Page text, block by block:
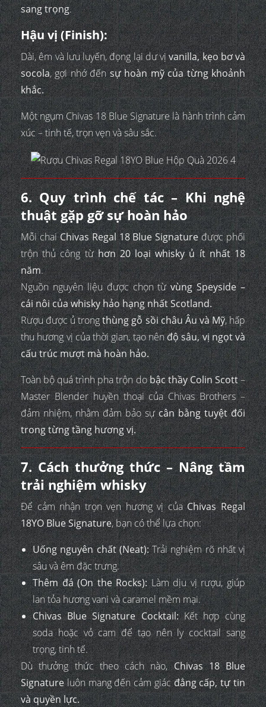
sang trọng.
Hậu vị (Finish):
Dài, êm và lưu luyến, đọng lại dư vịvanilla, kẹo bơ và
socola, gợi nhớ đếnsự hoàn mỹ của từng khoảnh
khắc.
Một ngụm Chivas 18 Blue Signature là hành trình cảm
xúc – tinh tế, trọn vẹn và sâu sắc.
6. Quy trình chế tác – Khi nghệ
thuật gặp gỡ sự hoàn hảo
Mỗi chaiChivas Regal 18 Blue Signatuređược phối
trộn thủ công từhơn 20 loại whisky ủ ít nhất 18
năm.
Nguồn nguyên liệu được chọn từvùng Speyside –
cái nôi của whisky hảo hạng nhất Scotland.
Rượu được ủ trongthùng gỗ sồi châu Âu và Mỹ, hấp
thu hương vị của thời gian, tạo nênđộ sâu, vị ngọt và
cấu trúc mượt mà hoàn hảo.
Toàn bộ quá trình pha trộn dobậc thầy Colin Scott–
Master Blender huyền thoại của Chivas Brothers –
đảm nhiệm, nhằm đảm bảo sựcân bằng tuyệt đối
trong từng tầng hương vị.
7. Cách thưởng thức – Nâng tầm
trải nghiệm whisky
Để cảm nhận trọn vẹn hương vị củaChivas Regal
18YO Blue Signature, bạn có thể lựa chọn:
Uống nguyên chất (Neat):Trải nghiệm rõ nhất vị
sâu và êm đặc trưng.
Thêm đá (On the Rocks):Làm dịu vị rượu, giúp
lan tỏa hương vani và caramel mềm mại.
Chivas Blue Signature Cocktail:Kết hợp cùng
soda hoặc vỏ cam để tạo nên ly cocktail sang
trọng, tinh tế.
Dù thưởng thức theo cách nào,Chivas 18 Blue
Signatureluôn mang đến cảm giácđẳng cấp, tự tin
và quyền lực.